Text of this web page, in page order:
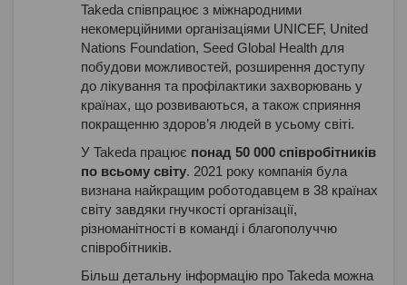
Takeda співпрацює з міжнародними
некомерційними організаціями UNICEF, United
Nations Foundation, Seed Global Health для
побудови можливостей, розширення доступу
до лікування та профілактики захворювань у
країнах, що розвиваються, а також сприяння
покращенню здоров’я людей в усьому світі.
У Takeda працює понад 50 000 співробітників
по всьому світу. 2021 року компанія була
визнана найкращим роботодавцем в 38 країнах
світу завдяки гнучкості організації,
різноманітності в команді і благополуччю
співробітників.
Більш детальну інформацію про Takeda можна